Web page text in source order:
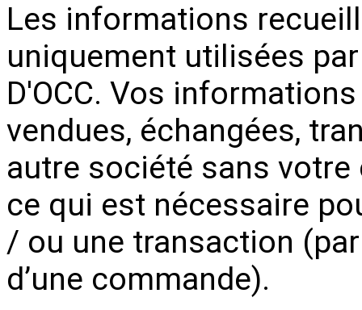
Les informations
uniquement utilisées par
D'OCC. Vos
vendues, échangées,
autre société sans
ce qui est nécessaire
/ ou une transaction
d’une commande).